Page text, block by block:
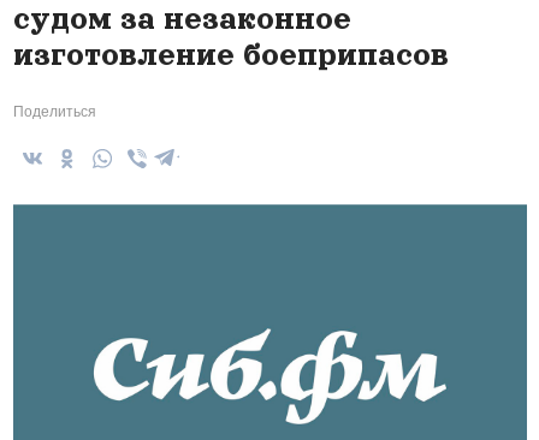
судом за незаконное
изготовление боеприпасов
Поделиться